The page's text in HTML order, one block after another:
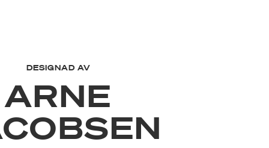
DESIGNAD AV
ARNE